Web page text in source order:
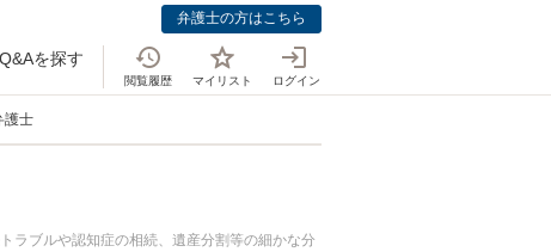
弁護士の方はこちら
を探す
閲覧履歴 マイリスト ログイン
護士
ラブルや認知症の相続、遺産分割等の細かな分